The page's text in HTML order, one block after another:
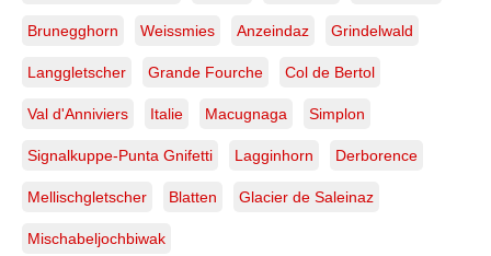
Brunegghorn Weissmies Anzeindaz Grindelwald
Langgletscher Grande Fourche Col de Bertol
Val d'Anniviers Italie Macugnaga Simplon
Signalkuppe-Punta Gnifetti Lagginhorn Derborence
Mellischgletscher Blatten Glacier de Saleinaz
Mischabeljochbiwak